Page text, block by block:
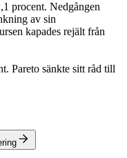
procent. Nedgången
av sin
kapades rejält från
Pareto sänkte sitt råd till